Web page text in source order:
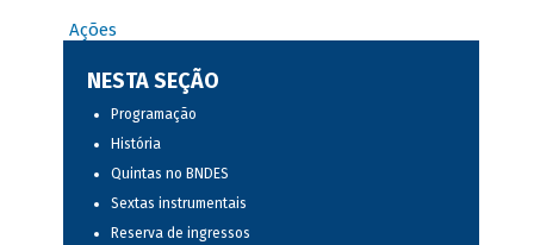
Ações
NESTA SEÇÃO
Programação
História
Quintas no BNDES
Sextas instrumentais
Reserva de ingressos